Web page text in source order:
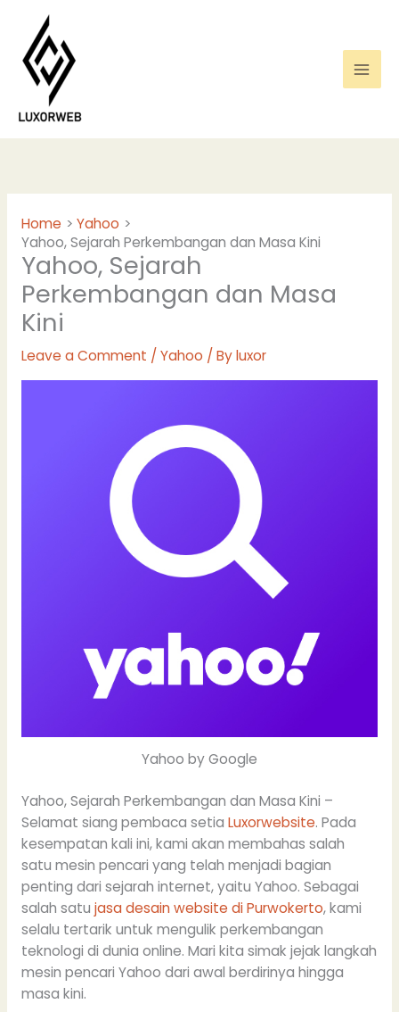
content
Home
Yahoo
Yahoo, Sejarah Perkembangan dan Masa Kini
Yahoo, Sejarah
Perkembangan dan Masa
Kini
Leave a Comment / Yahoo / Byluxor
Yahoo by Google
Yahoo, Sejarah Perkembangan dan Masa Kini –
Selamat siang pembaca setia Luxorwebsite. Pada
kesempatan kali ini, kami akan membahas salah
satu mesin pencari yang telah menjadi bagian
penting dari sejarah internet, yaitu Yahoo. Sebagai
salah satu jasa desain website di Purwokerto, kami
selalu tertarik untuk mengulik perkembangan
teknologi di dunia online. Mari kita simak jejak langkah
mesin pencari Yahoo dari awal berdirinya hingga
masa kini.